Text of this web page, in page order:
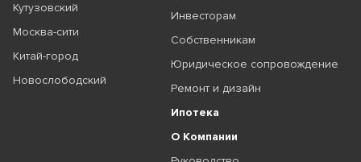
Кутузовский
Москва-сити
Китай-город
Новослободский
Инвесторам
Собственникам
Юридическое сопровождение
Ремонт и дизайн
Ипотека
О Компании